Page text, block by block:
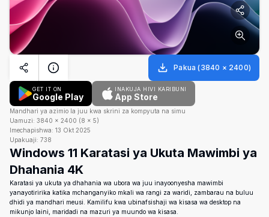
Pakua (3840 × 2400)
GET IT ON
Google Play
INAKUJA HIVI KARIBUNI
App Store
Mandhari ya azimio la juu kwa skrini za kompyuta na simu
Uamuzi: 3840 × 2400 (8 × 5)
Imechapishwa: 13 Okt 2025
Upakuaji: 738
Windows 11 Karatasi ya Ukuta Mawimbi ya
Dhahania 4K
Karatasi ya ukuta ya dhahania wa ubora wa juu inayoonyesha mawimbi
yanayotiririka katika mchanganyiko mkali wa rangi za waridi, zambarau na buluu
dhidi ya mandhari meusi. Kamilifu kwa ubinafsishaji wa kisasa wa desktop na
mikunjo laini, maridadi na mazuri ya muundo wa kisasa.